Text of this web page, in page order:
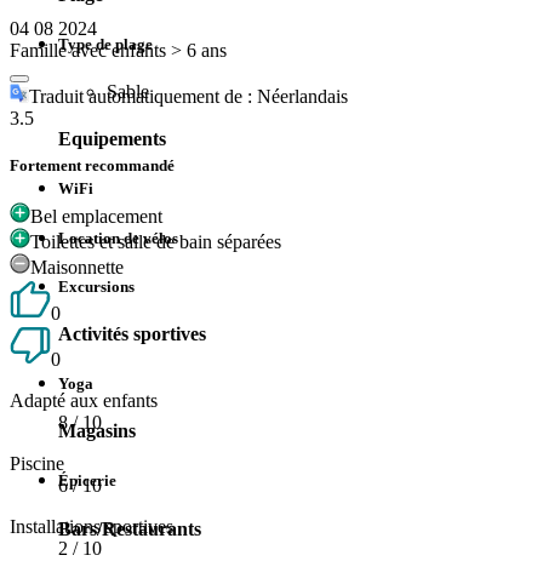
Type de plage
Sable
Equipements
WiFi
Location de vélos
Excursions
Activités sportives
Yoga
Magasins
Épicerie
Bars/Restaurants
04 08 2024
Famille avec enfants > 6 ans
Traduit automatiquement de : Néerlandais
3.5
Fortement recommandé
Bel emplacement
Toilettes et salle de bain séparées
Maisonnette
0
0
Adapté aux enfants
8/ 10
Piscine
6/ 10
Installations sportives
2 / 10